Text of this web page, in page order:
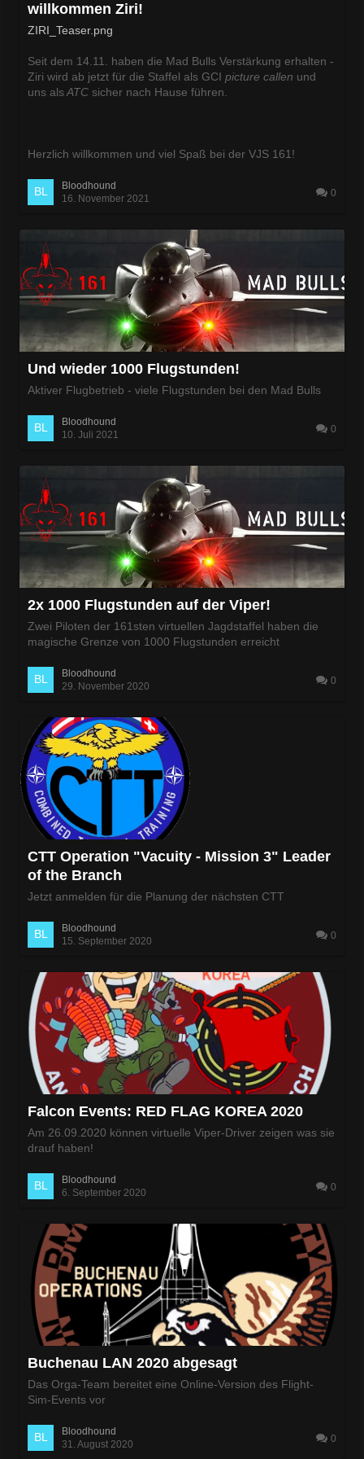
willkommen Ziri!
ZIRI_Teaser.png
Seit dem 14.11. haben die Mad Bulls Verstärkung erhalten -
Ziri wird ab jetzt für die Staffel als GCI picture callen und
uns alsATC sicher nach Hause führen.
Herzlich willkommen und viel Spaß bei der VJS 161!
Bloodhound
16. November 2021
0
Und wieder 1000 Flugstunden!
Aktiver Flugbetrieb - viele Flugstunden bei den Mad Bulls
Bloodhound
10. Juli 2021
0
2x 1000 Flugstunden auf der Viper!
Zwei Piloten der 161sten virtuellen Jagdstaffel haben die
magische Grenze von 1000 Flugstunden erreicht
Bloodhound
29. November 2020
0
CTT Operation "Vacuity - Mission 3" Leader
of the Branch
Jetzt anmelden für die Planung der nächsten CTT
Bloodhound
15. September 2020
0
Falcon Events: RED FLAG KOREA 2020
Am 26.09.2020 können virtuelle Viper-Driver zeigen was sie
drauf haben!
Bloodhound
6. September 2020
0
Buchenau LAN 2020 abgesagt
Das Orga-Team bereitet eine Online-Version des Flight-
Sim-Events vor
Bloodhound
31. August 2020
0